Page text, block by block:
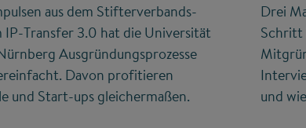
aus dem Stifterverbands-
IP-Transfer 3.0 hat die Universität
Ausgründungsprozesse
Davon profitieren
und Start-ups gleichermaßen.
Drei
Schritt
und